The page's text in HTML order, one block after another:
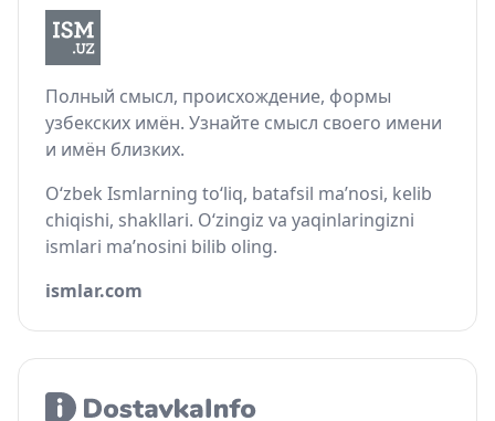
Полный смысл, происхождение, формы
узбекских имён. Узнайте смысл своего имени
и имён близких.
O‘zbek Ismlarning to‘liq, batafsil ma’nosi, kelib
chiqishi, shakllari. O‘zingiz va yaqinlaringizni
ismlari ma’nosini bilib oling.
ismlar.com